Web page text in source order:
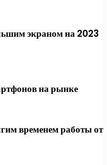
экраном на 2023
на рынке
временем работы от